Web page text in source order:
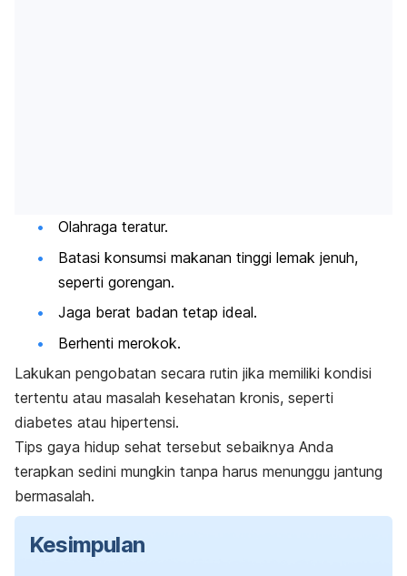
Olahraga teratur.
Batasi konsumsi makanan tinggi lemak jenuh,
seperti gorengan.
Jaga berat badan tetap ideal.
Berhenti merokok.
Lakukan pengobatan secara rutin jika memiliki kondisi
tertentu atau masalah kesehatan kronis, seperti
diabetes atau hipertensi.
Tips gaya hidup sehat tersebut sebaiknya Anda
terapkan sedini mungkin tanpa harus menunggu jantung
bermasalah.
Kesimpulan